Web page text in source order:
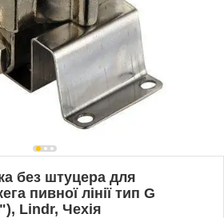
без штуцера для
пивної лінії тип G
Lindr, Чехія